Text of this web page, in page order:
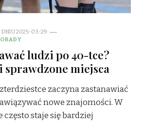
DNIU2025-03-29
ludzi po 40-tce?
sprawdzone miejsca
zaczyna zastanawiać
nowe znajomości. W
staje się bardziej